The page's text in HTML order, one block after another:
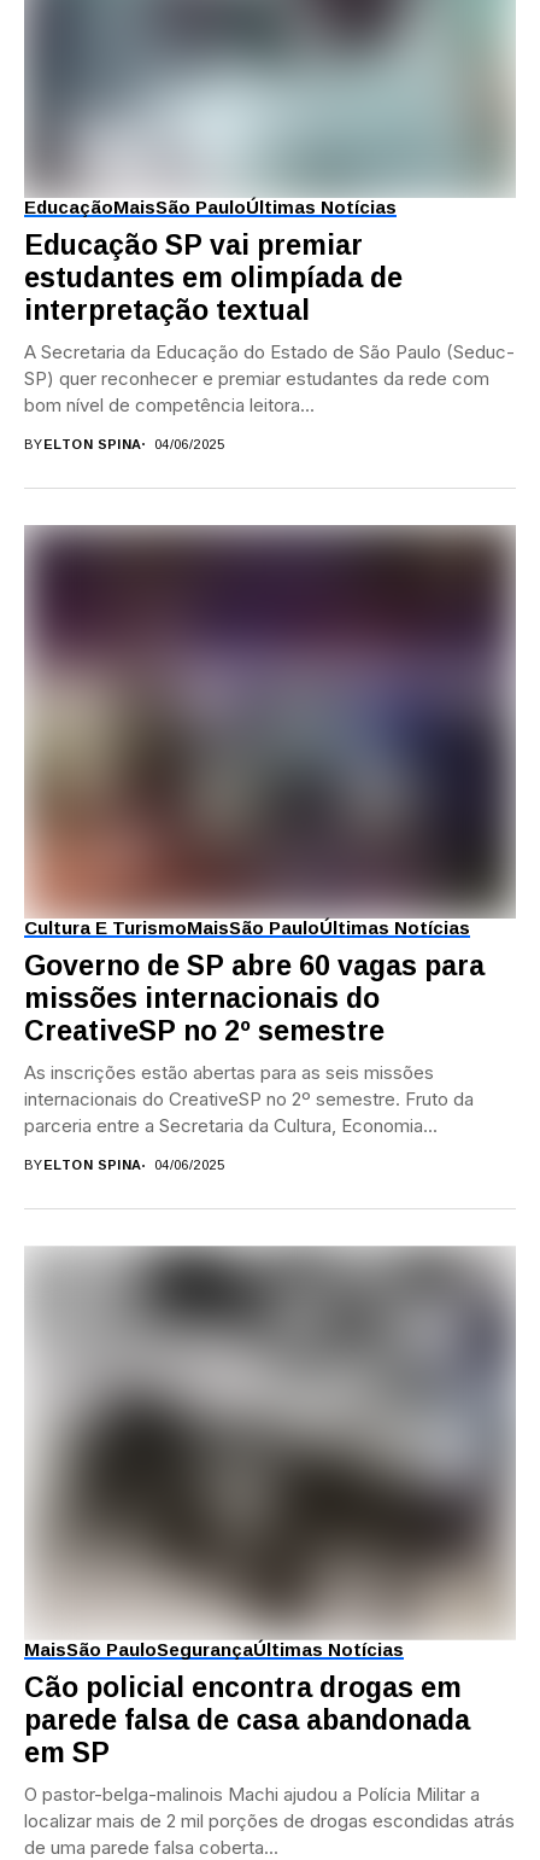
EducaçãoMaisSão PauloÚltimas Notícias
Educação SP vai premiar
estudantes em olimpíada de
interpretação textual
A Secretaria da Educação do Estado de São Paulo (Seduc-
SP) quer reconhecer e premiar estudantes da rede com
bom nível de competência leitora...
BYELTON SPINA 04/06/2025
Cultura E TurismoMaisSão PauloÚltimas Notícias
Governo de SP abre 60 vagas para
missões internacionais do
CreativeSP no 2º semestre
As inscrições estão abertas para as seis missões
internacionais do CreativeSP no 2º semestre. Fruto da
parceria entre a Secretaria da Cultura, Economia...
BY ELTON SPINA 04/06/2025
MaisSão PauloSegurançaÚltimas Notícias
Cão policial encontra drogas em
parede falsa de casa abandonada
em SP
O pastor-belga-malinois Machi ajudou a Polícia Militar a
localizar mais de 2 mil porções de drogas escondidas atrás
de uma parede falsa coberta...